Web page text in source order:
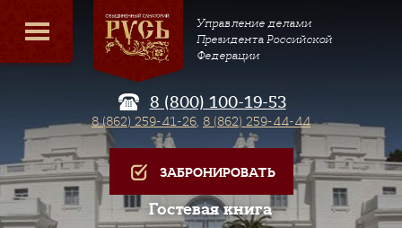
Управление делами
Президента Российской
Федерации
8 (800) 100-19-53
8 (862) 259-41-26, 8 (862) 259-44-44
ЗАБРОНИРОВАТЬ
Гостевая книга